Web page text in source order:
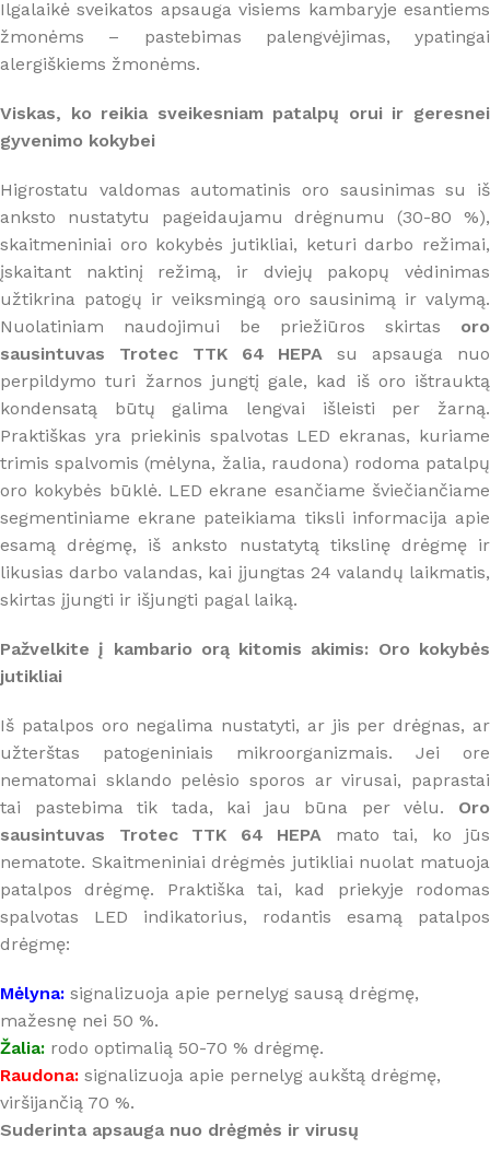
Ilgalaikė sveikatos apsauga visiems kambaryje esantiems
žmonėms – pastebimas palengvėjimas, ypatingai
alergiškiems žmonėms.
Viskas, ko reikia sveikesniam patalpų orui ir geresnei
gyvenimo kokybei
Higrostatu valdomas automatinis oro sausinimas su iš
anksto nustatytu pageidaujamu drėgnumu (30-80 %),
skaitmeniniai oro kokybės jutikliai, keturi darbo režimai,
įskaitant naktinį režimą, ir dviejų pakopų vėdinimas
užtikrina patogų ir veiksmingą oro sausinimą ir valymą.
Nuolatiniam naudojimui be priežiūros skirtas oro
sausintuvas Trotec TTK 64 HEPA su apsauga nuo
perpildymo turi žarnos jungtį gale, kad iš oro ištrauktą
kondensatą būtų galima lengvai išleisti per žarną.
Praktiškas yra priekinis spalvotas LED ekranas, kuriame
trimis spalvomis (mėlyna, žalia, raudona) rodoma patalpų
oro kokybės būklė. LED ekrane esančiame šviečiančiame
segmentiniame ekrane pateikiama tiksli informacija apie
esamą drėgmę, iš anksto nustatytą tikslinę drėgmę ir
likusias darbo valandas, kai įjungtas 24 valandų laikmatis,
skirtas įjungti ir išjungti pagal laiką.
Pažvelkite į kambario orą kitomis akimis: Oro kokybės
jutikliai
Iš patalpos oro negalima nustatyti, ar jis per drėgnas, ar
užterštas patogeniniais mikroorganizmais. Jei ore
nematomai sklando pelėsio sporos ar virusai, paprastai
tai pastebima tik tada, kai jau būna per vėlu. Oro
sausintuvas Trotec TTK 64 HEPA mato tai, ko jūs
nematote. Skaitmeniniai drėgmės jutikliai nuolat matuoja
patalpos drėgmę. Praktiška tai, kad priekyje rodomas
spalvotas LED indikatorius, rodantis esamą patalpos
drėgmę:
Mėlyna: signalizuoja apie pernelyg sausą drėgmę,
mažesnę nei 50 %.
Žalia: rodo optimalią 50-70 % drėgmę.
Raudona: signalizuoja apie pernelyg aukštą drėgmę,
viršijančią 70 %.
Suderinta apsauga nuo drėgmės ir virusų